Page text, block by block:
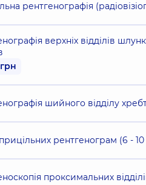
рентгенографія
верхніх відділів
шийного відділу
рентгенограм (6 - 10
проксимальних